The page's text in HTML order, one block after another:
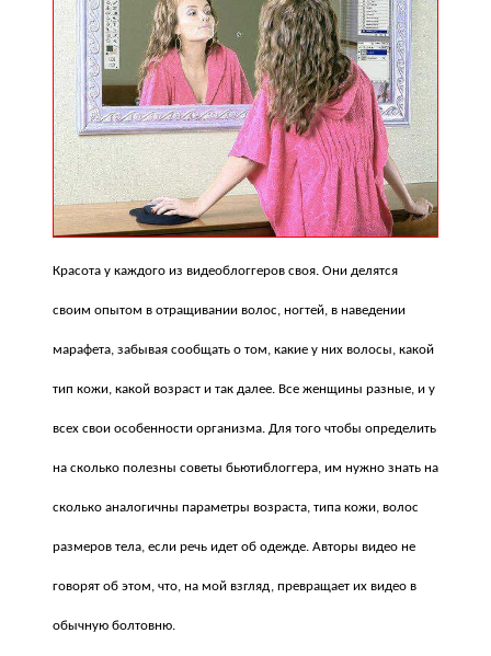
Красота у каждого из видеоблоггеров своя. Они делятся
своим опытом в отращивании волос, ногтей, в наведении
марафета, забывая сообщать о том, какие у них волосы, какой
тип кожи, какой возраст и так далее. Все женщины разные, и у
всех свои особенности организма. Для того чтобы определить
на сколько полезны советы бьютиблоггера, им нужно знать на
сколько аналогичны параметры возраста, типа кожи, волос
размеров тела, если речь идет об одежде. Авторы видео не
говорят об этом, что, на мой взгляд, превращает их видео в
обычную болтовню.